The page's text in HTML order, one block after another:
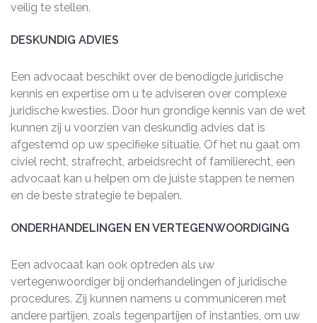
veilig te stellen.
DESKUNDIG ADVIES
Een advocaat beschikt over de benodigde juridische
kennis en expertise om u te adviseren over complexe
juridische kwesties. Door hun grondige kennis van de wet
kunnen zij u voorzien van deskundig advies dat is
afgestemd op uw specifieke situatie. Of het nu gaat om
civiel recht, strafrecht, arbeidsrecht of familierecht, een
advocaat kan u helpen om de juiste stappen te nemen
en de beste strategie te bepalen.
ONDERHANDELINGEN EN VERTEGENWOORDIGING
Een advocaat kan ook optreden als uw
vertegenwoordiger bij onderhandelingen of juridische
procedures. Zij kunnen namens u communiceren met
andere partijen, zoals tegenpartijen of instanties, om uw